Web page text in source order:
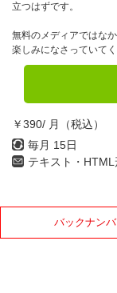
立つはずです。
無料のメディアではな
楽しみになさっていてく
￥390/ 月（税込）
毎月 15日
テキスト・HTML
バックナン